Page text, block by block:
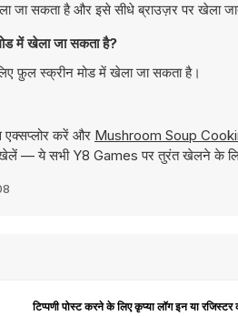
सकता है और इसे सीधे ब्राउज़र पर खेला
में खेला जा सकता है?
फ़ुल स्क्रीन मोड में खेला जा सकता है।
करें और Mushroom Soup
— ये सभी Y8 Games पर तुरंत खेलने के
टिप्पणी पोस्ट करने के लिए कृप्या लॉग इन या रजिस्टर